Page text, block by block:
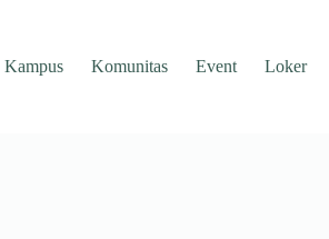
Kampus Komunitas Event Loker